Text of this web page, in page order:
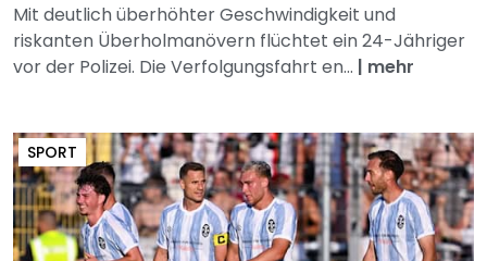
Mit deutlich überhöhter Geschwindigkeit und
riskanten Überholmanövern flüchtet ein 24-Jähriger
vor der Polizei. Die Verfolgungsfahrt en... | mehr
SPORT